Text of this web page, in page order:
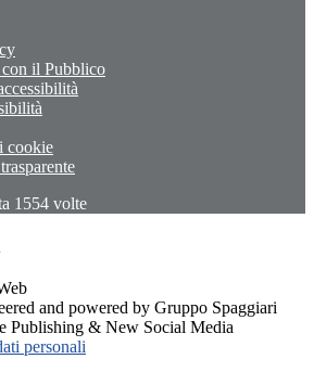
il Pubblico
cookie
1554 volte
and powered by Gruppo Spaggiari
Publishing & New Social Media
personali